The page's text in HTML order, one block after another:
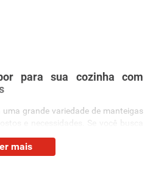
para sua cozinha com
grande variedade de manteigas
e necessidades. Se você busca
sabor e qualidade para o seu dia a
mais